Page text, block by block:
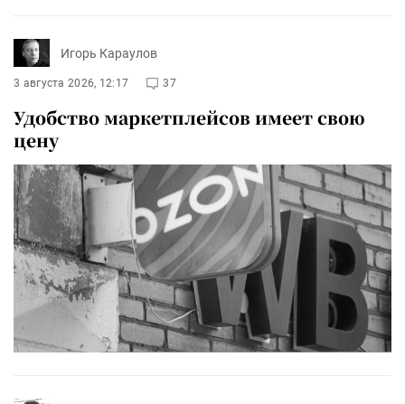
Игорь Караулов
3 августа 2026, 12:17 37
Удобство маркетплейсов имеет свою
цену